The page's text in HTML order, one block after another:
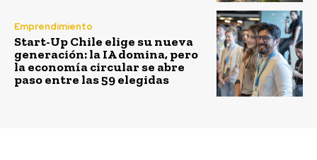
Emprendimiento
Start-Up Chile elige su nueva
generación: la IA domina, pero
la economía circular se abre
paso entre las 59 elegidas